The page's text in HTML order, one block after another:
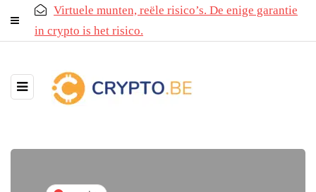
Virtuele munten, reële risico’s. De enige garantie
in crypto is het risico.